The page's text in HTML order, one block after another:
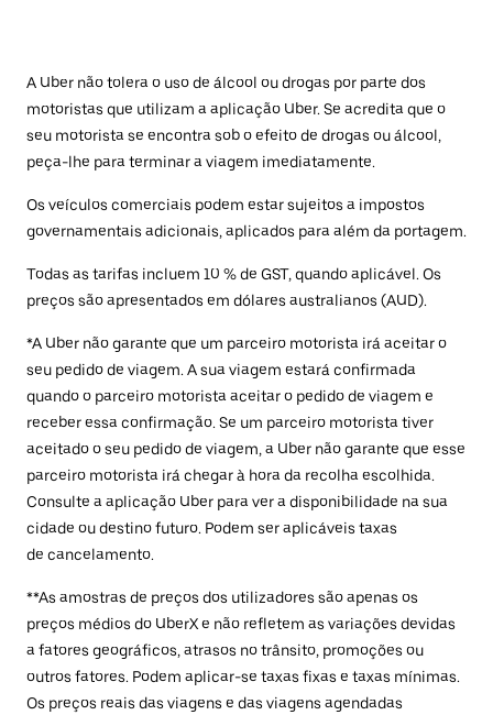
A Uber não tolera o uso de álcool ou drogas por parte dos
motoristas que utilizam a aplicação Uber. Se acredita que o
seu motorista se encontra sob o efeito de drogas ou álcool,
peça-lhe para terminar a viagem imediatamente.
Os veículos comerciais podem estar sujeitos a impostos
governamentais adicionais, aplicados para além da portagem.
Todas as tarifas incluem 10 % de GST, quando aplicável. Os
preços são apresentados em dólares australianos (AUD).
*A Uber não garante que um parceiro motorista irá aceitar o
seu pedido de viagem. A sua viagem estará confirmada
quando o parceiro motorista aceitar o pedido de viagem e
receber essa confirmação. Se um parceiro motorista tiver
aceitado o seu pedido de viagem, a Uber não garante que esse
parceiro motorista irá chegar à hora da recolha escolhida.
Consulte a aplicação Uber para ver a disponibilidade na sua
cidade ou destino futuro. Podem ser aplicáveis taxas
de cancelamento.
**As amostras de preços dos utilizadores são apenas os
preços médios do UberX e não refletem as variações devidas
a fatores geográficos, atrasos no trânsito, promoções ou
outros fatores. Podem aplicar-se taxas fixas e taxas mínimas.
Os preços reais das viagens e das viagens agendadas